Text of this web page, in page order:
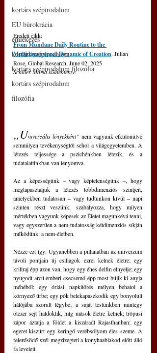
kortárs szépirodalom
EU bürokrácia
emlékezés
kortárs szépirodalom
kortárs szépirodalom filozófia
kortárs szépirodalom
filozófia
Eredeti cikk:
From Mundane Daily Routine to the
Multidimensional Dynamic of Creation. Julian
Rose, Global Research, June 02, 2025
Schiller Mária küldeménye
„Univerzális lényekként” nem vagyunk elkülönülve
semmilyen tevékenységtől sehol a világegyetemben. A
létezés teljessége a pszichénkben létezik, és a
tudatalattinkban van lenyomva.
Az a képességünk – vagy képtelenségünk –, hogy
megtapasztaljuk a létezés többdimenziós szintjeit,
amelyekben tudatosan – vagy tudtunkon kívül – napi
szinten részt veszünk, szabályozza, hogy milyen
mértékben vagyunk képesek az Életet magunkévá tenni,
vagy egyszerűen a nem-tudatosság kétdimenziós síkján
működünk: a nem-életben.
Nézze ezt így: Ugyanebben a pillanatban az univerzum
távoli pontjain új csillagok ezrei kelnek életre; egy
krillraj épp azon van, hogy egy éhes delfin elnyelje; egy
nyugodt arcú emberi csecsemő épp most bújik ki anyja
méhéből; egy óriási napkitörés mélyen behatol a
környező űrbe; egy pók belekapaszkodik egy bonyolult
hálójába szorult légybe; a saját testünkben mintegy
ötezer sejt haldoklik, míg mások életre kelnek; trópusi
zápor áztatja a földet a kiszáradt Rajasthanban; egy
egeret kiszúrt egy keringő verébsólyom éles szeme. A
felerősödő szél megzizegteti a konyhaablakod előtt álló
fa leveleit.